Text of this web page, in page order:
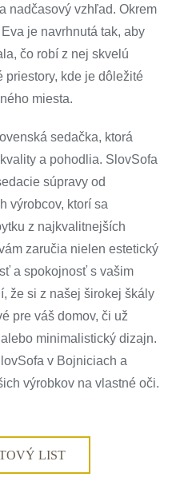
nadčasový vzhľad. Okrem
je navrhnutá tak, aby
čo robí z nej skvelú
priestory, kde je dôležité
miesta.
sedačka, ktorá
a pohodlia. SlovSofa
súpravyod
výrobcov, ktorí sa
z najkvalitnejších
zaručia nielen estetický
a spokojnosť s vašim
že si z našej širokej škály
pre váš domov, či už
minimalistický dizajn.
v Bojniciach a
výrobkov na vlastné oči.
LIST